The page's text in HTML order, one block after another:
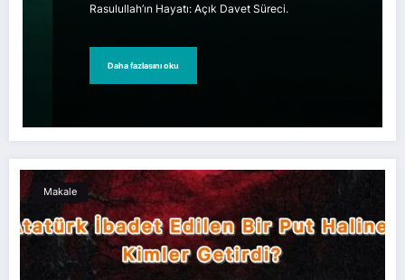
Rasulullah’ın Hayatı: Açık Davet Süreci.
Daha fazlasını oku
Makale